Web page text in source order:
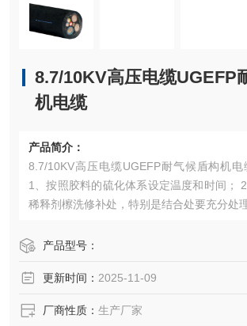
8.7/10KV高压电缆UGEFP
机电缆
产品简介：
8.7/10KV高压电缆UGEFP耐气候盾构机电
1、按照胶料的硫化体系设定温度和时间；
稀释剂檫洗修补处，特别是结合处要充分处
的胶料塞在缺口处，注意胶料不要高于电线
产品型号：
更新时间： 2025-11-09
厂商性质： 生产厂家